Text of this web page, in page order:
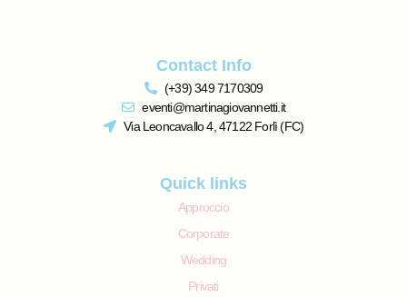
Contact Info
(+39) 349 7170309
eventi@martinagiovannetti.it
Via Leoncavallo 4, 47122 Forlì (FC)
Quick links
Approccio
Corporate
Wedding
Privati